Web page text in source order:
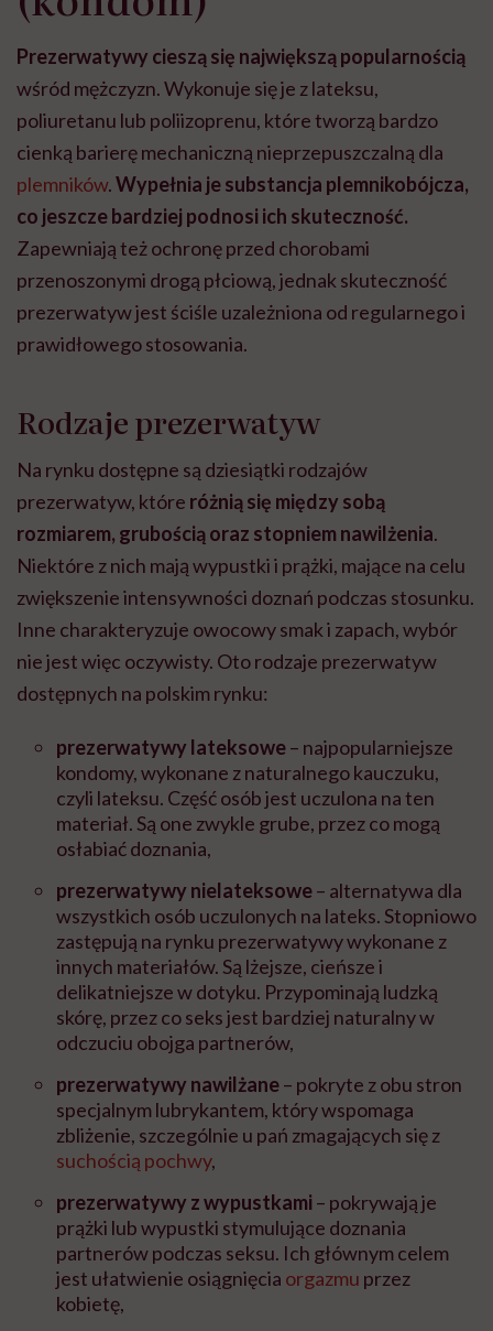
Prezerwatywy cieszą się największą popularnością
wśród mężczyzn. Wykonuje się je z lateksu,
poliuretanu lub poliizoprenu, które tworzą bardzo
cienką barierę mechaniczną nieprzepuszczalną dla
plemników.Wypełnia je substancja plemnikobójcza,
co jeszcze bardziej podnosi ich skuteczność.
Zapewniają też ochronę przed chorobami
przenoszonymi drogą płciową, jednak skuteczność
prezerwatyw jest ściśle uzależniona od regularnego i
prawidłowego stosowania.
Rodzaje prezerwatyw
Na rynku dostępne są dziesiątki rodzajów
prezerwatyw, które różnią się między sobą
rozmiarem, grubością oraz stopniem nawilżenia.
Niektóre z nich mają wypustki i prążki, mające na celu
zwiększenie intensywności doznań podczas stosunku.
Inne charakteryzuje owocowy smak i zapach, wybór
nie jest więc oczywisty. Oto rodzaje prezerwatyw
dostępnych na polskim rynku:
prezerwatywy lateksowe– najpopularniejsze
kondomy, wykonane z naturalnego kauczuku,
czyli lateksu. Część osób jest uczulona na ten
materiał. Są one zwykle grube, przez co mogą
osłabiać doznania,
prezerwatywy nielateksowe– alternatywa dla
wszystkich osób uczulonych na lateks. Stopniowo
zastępują na rynku prezerwatywy wykonane z
innych materiałów. Są lżejsze, cieńsze i
delikatniejsze w dotyku. Przypominają ludzką
skórę, przez co seks jest bardziej naturalny w
odczuciu obojga partnerów,
prezerwatywy nawilżane– pokryte z obu stron
specjalnym lubrykantem, który wspomaga
zbliżenie, szczególnie u pań zmagających się z
suchością pochwy,
prezerwatywy z wypustkami – pokrywają je
prążki lub wypustki stymulujące doznania
partnerów podczas seksu. Ich głównym celem
jest ułatwienie osiągnięcia orgazmu przez
kobietę,